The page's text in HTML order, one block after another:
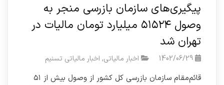
پیگیری‌های سازمان بازرسی منجر به
وصول ۵۱۵۲۴ میلیارد تومان مالیات در
تهران شد
1402/06/29 اخبار مالیاتی, اخبار مالیاتی تسنیم
قائم‌مقام سازمان بازرسی کل کشور از وصول بیش از ۵۱